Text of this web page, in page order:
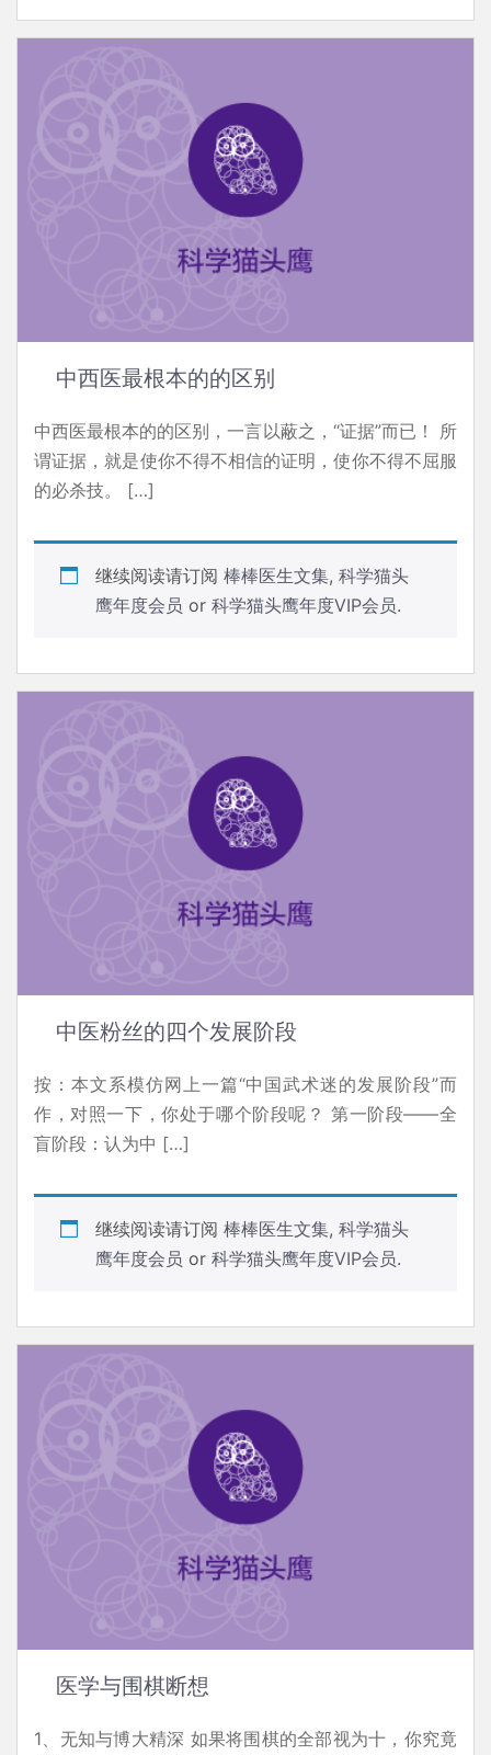
中西医最根本的的区别
中西医最根本的的区别，一言以蔽之，“证据”而已！ 所
谓证据，就是使你不得不相信的证明，使你不得不屈服
的必杀技。 […]
继续阅读请订阅 棒棒医生文集, 科学猫头
鹰年度会员 or 科学猫头鹰年度VIP会员.
中医粉丝的四个发展阶段
按：本文系模仿网上一篇“中国武术迷的发展阶段”而
作，对照一下，你处于哪个阶段呢？ 第一阶段——全
盲阶段：认为中 […]
继续阅读请订阅 棒棒医生文集, 科学猫头
鹰年度会员 or 科学猫头鹰年度VIP会员.
医学与围棋断想
1、无知与博大精深 如果将围棋的全部视为十，你究竟